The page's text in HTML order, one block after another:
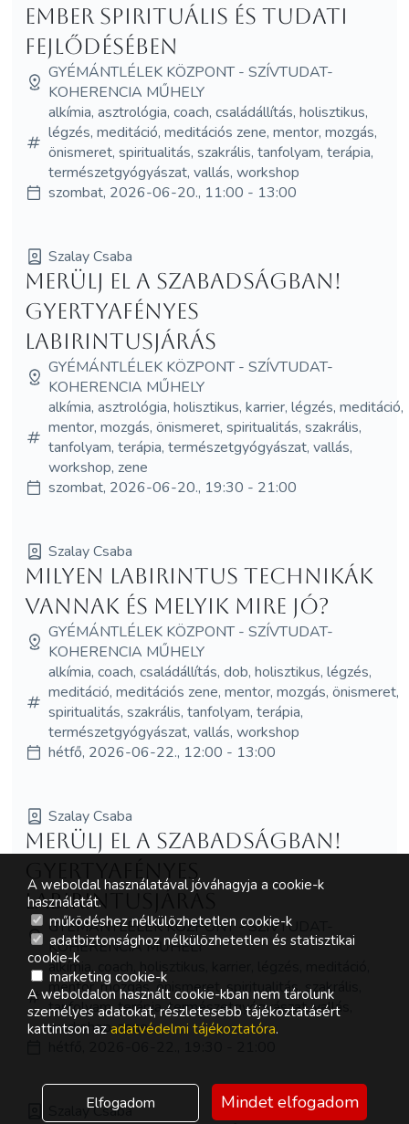
ember spirituális és tudati
fejlődésében
GYÉMÁNTLÉLEK KÖZPONT - SZÍVTUDAT-
KOHERENCIA MŰHELY
alkímia, asztrológia, coach, családállítás, holisztikus,
légzés, meditáció, meditációs zene, mentor, mozgás,
önismeret, spiritualitás, szakrális, tanfolyam, terápia,
természetgyógyászat, vallás, workshop
szombat, 2026-06-20., 11:00 - 13:00
Szalay Csaba
Merülj el a Szabadságban!
gyertyafényes
Labirintusjárás
GYÉMÁNTLÉLEK KÖZPONT - SZÍVTUDAT-
KOHERENCIA MŰHELY
alkímia, asztrológia, holisztikus, karrier, légzés, meditáció,
mentor, mozgás, önismeret, spiritualitás, szakrális,
tanfolyam, terápia, természetgyógyászat, vallás,
workshop, zene
szombat, 2026-06-20., 19:30 - 21:00
Szalay Csaba
Milyen labirintus technikák
vannak és melyik mire jó?
GYÉMÁNTLÉLEK KÖZPONT - SZÍVTUDAT-
KOHERENCIA MŰHELY
alkímia, coach, családállítás, dob, holisztikus, légzés,
meditáció, meditációs zene, mentor, mozgás, önismeret,
spiritualitás, szakrális, tanfolyam, terápia,
természetgyógyászat, vallás, workshop
hétfő, 2026-06-22., 12:00 - 13:00
Szalay Csaba
Merülj el a Szabadságban!
gyertyafényes
Labirintusjárás
GYÉMÁNTLÉLEK KÖZPONT - SZÍVTUDAT-
KOHERENCIA MŰHELY
alkímia, coach, holisztikus, karrier, légzés, meditáció,
mentor, mozgás, önismeret, spiritualitás, szakrális,
tanfolyam, terápia, természetgyógyászat, vallás,
workshop, zene
Szalay Csaba
A weboldal használatával jóváhagyja a cookie-k
használatát.
működéshez nélkülözhetetlen cookie-k
adatbiztonsághoz nélkülözhetetlen és statisztikai
cookie-k
marketing cookie-k
A weboldalon használt cookie-kban nem tárolunk
személyes adatokat, részletesebb tájékoztatásért
kattintson az adatvédelmi tájékoztatóra.
Elfogadom Mindet elfogadom